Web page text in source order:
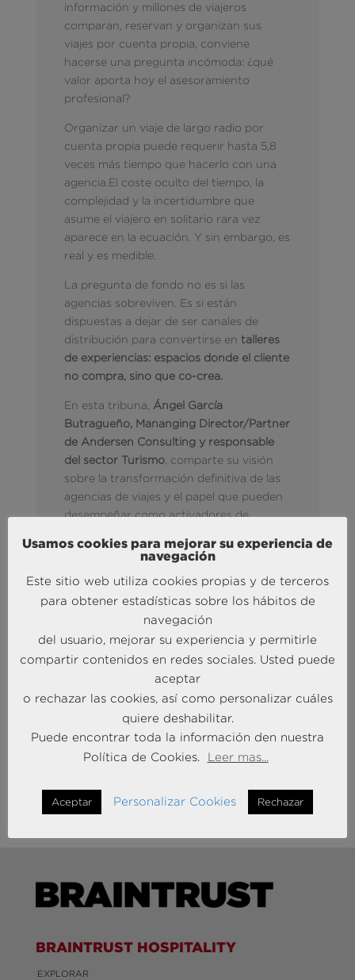
información y millones de viajeros
comparan, reservan y organizan sus
viajes por cuenta propia, conviene
hacerse una pregunta incómoda: ¿qué
valor aporta hoy el asesoramiento
profesional?
Organizar un viaje de largo radio por
cuenta propia puede requerir hasta 5,8
veces más tiempo que hacerlo con una
agencia.El coste oculto del tiempo, la
complejidad y la incertidumbre que
asume el viajero en solitario rara vez
aparece en la ecuación. Y sin embargo, es
real y es medible.
La pregunta de fondo no es si las
agencias sobreviven. Es si están
dispuestas a dejar de ser canales de
distribución para convertirse en talleres
de experiencias: espacios donde el cliente
no compra, sino que co-crea.
En esta tribuna, Ángel García
Butragueño, Mananging Director/Partner
de Andersen Consulting y responsable
del sector Turismo, comparte su visión
sobre la transformación definitiva de las
agencias de viajes y el papel que pueden
desempeñar como activadores de
Descarga la Tribuna de Opinión
¿Te ayudamos a crecer?
CONTÁCTANOS
BRAINTRUST HOSPITALITY
EXPLORAR
Usamos cookies para mejorar su experiencia de
navegación
Este sitio web utiliza cookies propias y de terceros
para obtener estadísticas sobre los hábitos de
navegación
del usuario, mejorar su experiencia y permitirle
compartir contenidos en redes sociales. Usted puede
aceptar
o rechazar las cookies, así como personalizar cuáles
quiere deshabilitar.
Puede encontrar toda la información den nuestra
Política de Cookies.
Leer mas...
Aceptar Personalizar Cookies Rechazar